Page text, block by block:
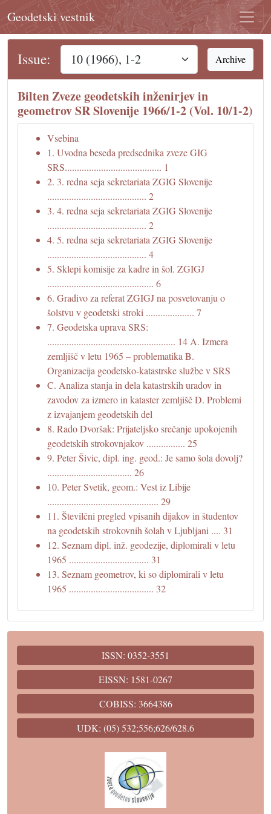
Geodetski vestnik
Issue: Archive
Bilten Zveze geodetskih inženirjev in
geometrov SR Slovenije 1966/1-2 (Vol. 10/1-2)
Vsebina
1. Uvodna beseda predsednika zveze GIG
SRS........................................ 1
2. 3. redna seja sekretariata ZGIG Slovenije
......................................... 2
3. 4. redna seja sekretariata ZGIG Slovenije
......................................... 2
4. 5. redna seja sekretariata ZGIG Slovenije
......................................... 4
5. Sklepi komisije za kadre in šol. ZGIGJ
............................................ 6
6. Gradivo za referat ZGIGJ na posvetovanju o
šolstvu v geodetski stroki .................... 7
7. Geodetska uprava SRS:
..................................................... 14 A. Izmera
zemljišč v letu 1965 – problematika B.
Organizacija geodetsko-katastrske službe v SRS
C. Analiza stanja in dela katastrskih uradov in
zavodov za izmero in kataster zemljišč D. Problemi
z izvajanjem geodetskih del
8. Rado Dvoršak: Prijateljsko srečanje upokojenih
geodetskih strokovnjakov ................ 25
9. Peter Šivic, dipl. ing. geod.: Je samo šola dovolj?
................................... 26
10. Peter Svetik, geom.: Vest iz Libije
.............................................. 29
11. Številčni pregled vpisanih dijakov in študentov
na geodetskih strokovnih šolah v Ljubljani .... 31
12. Seznam dipl. inž. geodezije, diplomirali v letu
1965 ................................. 31
13. Seznam geometrov, ki so diplomirali v letu
1965 ................................... 32
ISSN: 0352-3551
EISSN: 1581-0267
COBISS: 3664386
UDK: (05) 532;556;626/628.6